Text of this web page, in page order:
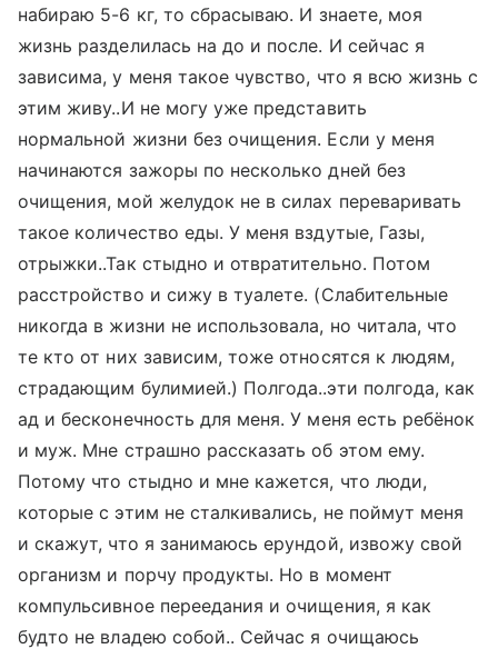
набираю 5-6 кг, то сбрасываю. И знаете, моя
жизнь разделилась на до и после. И сейчас я
зависима, у меня такое чувство, что я всю жизнь с
этим живу..И не могу уже представить
нормальной жизни без очищения. Если у меня
начинаются зажоры по несколько дней без
очищения, мой желудок не в силах переваривать
такое количество еды. У меня вздутые, Газы,
отрыжки..Так стыдно и отвратительно. Потом
расстройство и сижу в туалете. (Слабительные
никогда в жизни не использовала, но читала, что
те кто от них зависим, тоже относятся к людям,
страдающим булимией.) Полгода..эти полгода, как
ад и бесконечность для меня. У меня есть ребёнок
и муж. Мне страшно рассказать об этом ему.
Потому что стыдно и мне кажется, что люди,
которые с этим не сталкивались, не поймут меня
и скажут, что я занимаюсь ерундой, извожу свой
организм и порчу продукты. Но в момент
компульсивное переедания и очищения, я как
будто не владею собой.. Сейчас я очищаюсь